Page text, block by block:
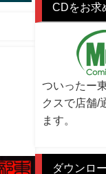
CDをお求
ついったー
クスで店舗/
ます。
ダウンロ